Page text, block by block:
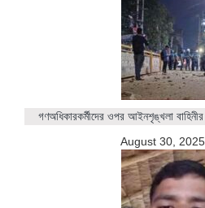
গণঅধিকারকর্মীদের ওপর আইনশৃঙ্খলা
August 30, 2025